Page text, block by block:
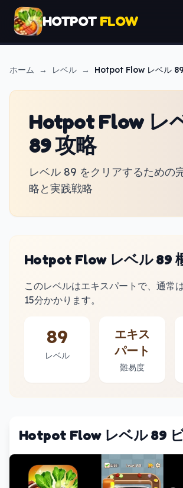
HOTPOT FLOW
ホーム → レベル → Hotpot Flow レベル
Hotpot Flow レ
89 攻略
レベル 89 をクリアするための
略と実践戦略
Hotpot Flow レベル 89
このレベルはエキスパートで、通常
15分かかります。
89
レベル
エキス
パート
難易度
Hotpot Flow レベル 89